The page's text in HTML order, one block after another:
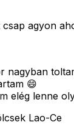
agyon
nagyban
😄
elég lenne
Lao-Ce